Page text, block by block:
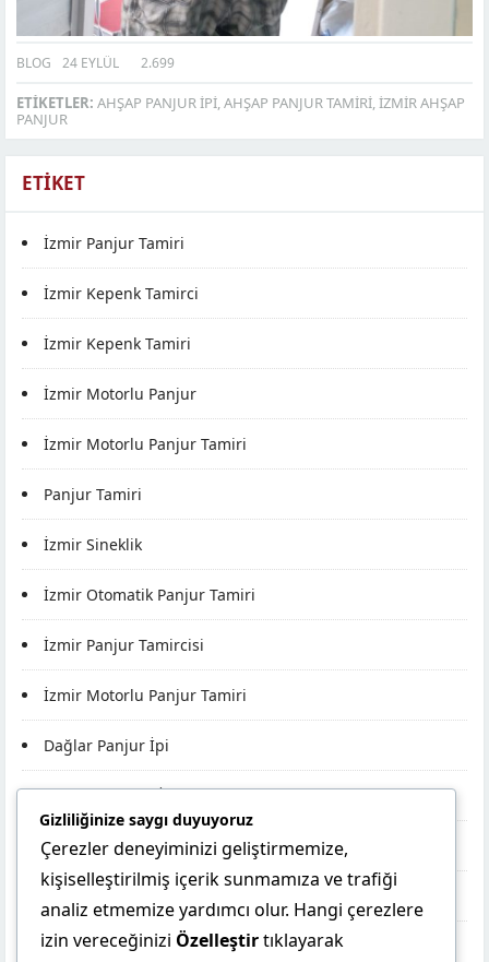
BLOG 24 EYLÜL 2.699
ETIKETLER: AHŞAP PANJUR IPI,AHŞAP PANJUR TAMIRI,IZMIR AHŞAP
PANJUR
ETIKET
İzmir Panjur Tamiri
İzmir Kepenk Tamirci
İzmir Kepenk Tamiri
İzmir Motorlu Panjur
İzmir Motorlu Panjur Tamiri
Panjur Tamiri
İzmir Sineklik
İzmir Otomatik Panjur Tamiri
İzmir Panjur Tamircisi
İzmir Motorlu Panjur Tamiri
Dağlar Panjur İpi
Pınarlar Panjur İpi
Bora Panjur İpi
Panjur İpi
Panjur Makarası
Müşteri Temsilcisi
Gizliliğinize saygı duyuyoruz
Çerezler deneyiminizi geliştirmemize,
kişiselleştirilmiş içerik sunmamıza ve trafiği
analiz etmemize yardımcı olur. Hangi çerezlere
izin vereceğinizi Özelleştirtıklayarak